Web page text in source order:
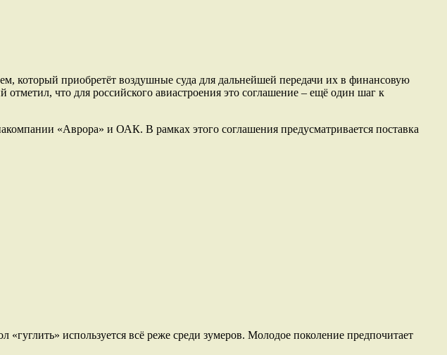
который приобретёт воздушные суда для дальнейшей передачи их в финансовую
что для российского авиастроения это соглашение – ещё один шаг к
«Аврора» и ОАК. В рамках этого соглашения предусматривается поставка
используется всё реже среди зумеров. Молодое поколение предпочитает